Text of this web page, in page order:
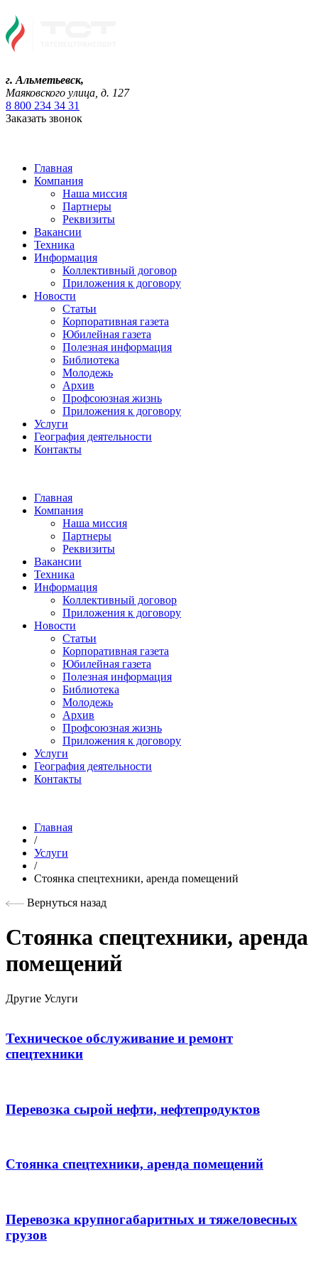
г. Альметьевск,
Маяковского улица, д. 127
8 800 234 34 31
Заказать звонок
Главная
Компания
Наша миссия
Партнеры
Реквизиты
Вакансии
Техника
Информация
Коллективный договор
Приложения к договору
Новости
Статьи
Корпоративная газета
Юбилейная газета
Полезная информация
Библиотека
Молодежь
Архив
Профсоюзная жизнь
Приложения к договору
Услуги
География деятельности
Контакты
Главная
Компания
Наша миссия
Партнеры
Реквизиты
Вакансии
Техника
Информация
Коллективный договор
Приложения к договору
Новости
Статьи
Корпоративная газета
Юбилейная газета
Полезная информация
Библиотека
Молодежь
Архив
Профсоюзная жизнь
Приложения к договору
Услуги
География деятельности
Контакты
Главная
/
Услуги
/
Стоянка спецтехники, аренда помещений
Вернуться назад
Стоянка спецтехники, аренда
помещений
Другие Услуги
Техническое обслуживание и ремонт
спецтехники
Перевозка сырой нефти, нефтепродуктов
Стоянка спецтехники, аренда помещений
Перевозка крупногабаритных и тяжеловесных
грузов